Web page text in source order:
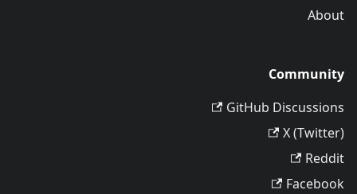
About
Community
GitHub Discussions
X (Twitter)
Reddit
Facebook